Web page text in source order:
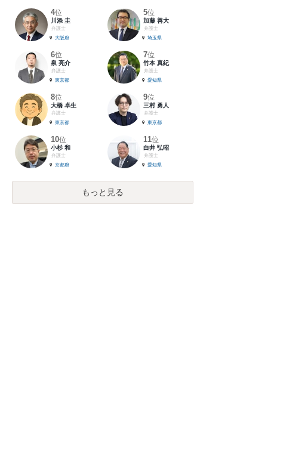
4位
川添 圭
弁護士
大阪府
5位
加藤 善大
弁護士
埼玉県
6位
泉 亮介
弁護士
東京都
7位
竹本 真紀
弁護士
愛知県
8位
大橋 卓生
弁護士
東京都
9位
三村 勇人
弁護士
東京都
10位
小杉 和
弁護士
京都府
11位
白井 弘昭
弁護士
愛知県
もっと見る